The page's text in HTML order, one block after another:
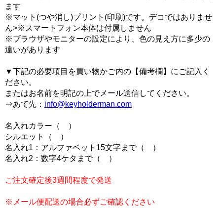
ます
※マット(つや消し)プリント(印刷)です。デコではありませ
ん>※スマートフォン本体は付属しません
※ブラウザやモニターの設定により、色の見え方に多少の
違いがあります
▼下記の必要項目を買い物かご内の【備考欄】にご記入く
ださい。
またはお名前を明記の上でメール送信してください。
⇒あて先： info@keyholderman.com
名入れカラー（ ）
シルエット（ ）
名入れ1：アルファベット15文字まで（ ）
名入れ2：数字4ケタまで（ ）
ご注文確定後3週間程度で発送
※メール便配送の場合必ずご確認ください